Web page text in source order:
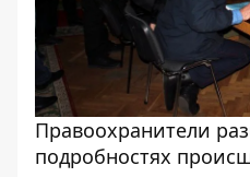
Правоохранители
подробностях